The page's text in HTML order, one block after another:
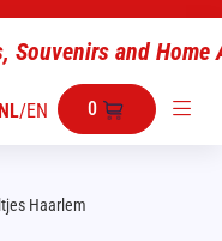
NL/EN 0
Haarlem